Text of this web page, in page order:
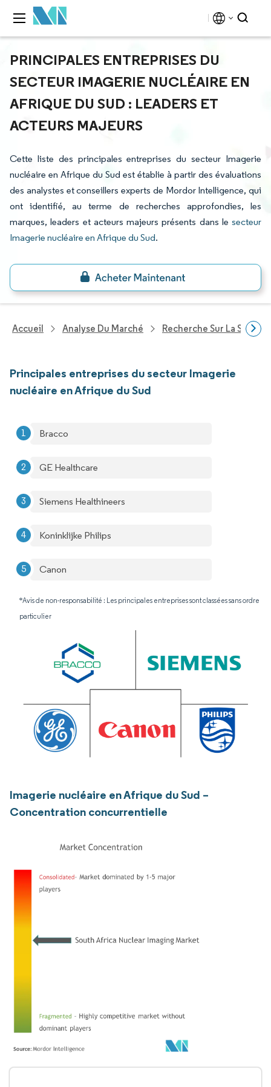
PRINCIPALES ENTREPRISES DU
SECTEUR IMAGERIE NUCLÉAIRE EN
AFRIQUE DU SUD : LEADERS ET
ACTEURS MAJEURS
Cette liste des principales entreprises du secteur Imagerie
nucléaire en Afrique du Sud est établie à partir des évaluations
des analystes et conseillers experts de Mordor Intelligence, qui
ont identifié, au terme de recherches approfondies, les
marques, leaders et acteurs majeurs présents dans le secteur
Imagerie nucléaire en Afrique du Sud.
Accueil Analyse Du Marché Recherche Sur La Santé
Principales entreprises du secteur Imagerie
nucléaire en Afrique du Sud
Bracco
GE Healthcare
Siemens Healthineers
Koninklijke Philips
Canon
*Avis de non-responsabilité : Les principales entreprises sont classées sans ordre
particulier
Imagerie nucléaire en Afrique du Sud –
Concentration concurrentielle